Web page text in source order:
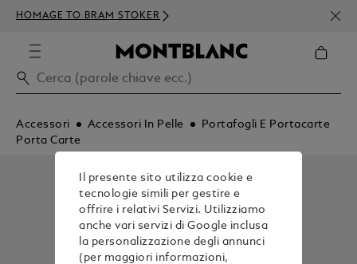
HOMAGE TO BRAM STOKER
Accessori Accessori In Pelle
Portafogli E Portacarte
Porta Carte
Il presente sito utilizza cookie e
tecnologie simili per gestire e
offrire i relativi Servizi. Utilizziamo
anche vari servizi di Google inclusa
la personalizzazione degli annunci
(per maggiori informazioni,